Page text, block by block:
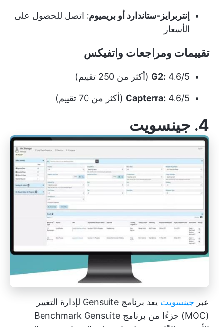
إنتربرايز-ستاندارد أو بريميوم: اتصل للحصول على
الأسعار
تقييمات ومراجعات واتفيكس
G2: 4.6/5 (أكثر من 250 تقييم)
Capterra: 4.6/5 (أكثر من 70 تقييم)
4. جينسويت
عبر جينسويت
يعد برنامج Gensuite لإدارة التغيير
(MOC) جزءًا من برنامج Benchmark Gensuite